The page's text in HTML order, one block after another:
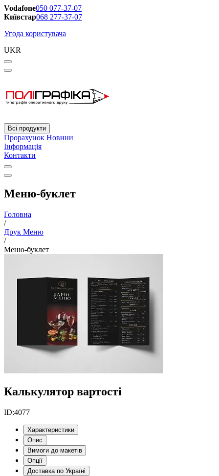
Vodafone050 077-37-07
Київстар068 277-37-07
Угода користувача
UKR
Всі продукти
Прорахунок Новини
Інформація
Контакти
Меню-буклет
Головна
/
Друк Меню
/
Меню-буклет
Калькулятор вартості
ID:4077
Характеристики
Опис
Вимоги до макетів
Опції
Доставка по Україні